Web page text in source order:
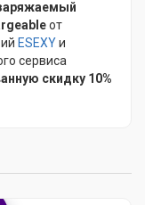
от
ESEXYи
сервиса
скидку 10%